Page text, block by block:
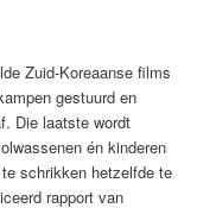
Zuid-Koreaanse films
gestuurd en
Die laatste wordt
én kinderen
schrikken hetzelfde te
rapport van